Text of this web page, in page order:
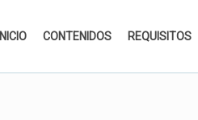
INICIO CONTENIDOS REQUISITOS